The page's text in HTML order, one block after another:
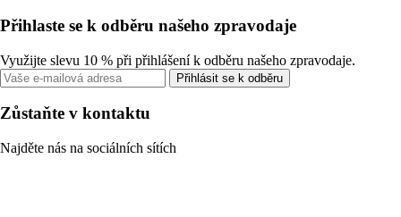
Přihlaste se k odběru našeho zpravodaje
Využijte slevu 10 % při přihlášení k odběru našeho zpravodaje.
Přihlásit se k odběru
Zůstaňte v kontaktu
Najděte nás na sociálních sítích